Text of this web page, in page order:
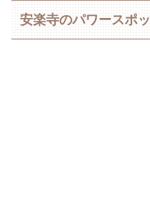
安楽寺のパワースポ